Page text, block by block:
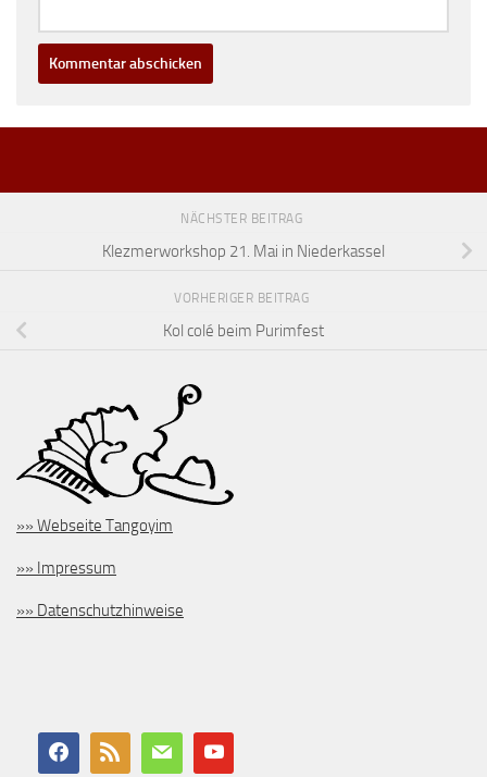
NÄCHSTER BEITRAG
Klezmerworkshop 21. Mai in Niederkassel
VORHERIGER BEITRAG
Kol colé beim Purimfest
»» Webseite Tangoyim
»» Impressum
»» Datenschutzhinweise